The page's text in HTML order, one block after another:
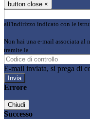
button close ×
all'indirizzo indicato con le
Non hai una e-mail associata al
tramite la
E-mail inviata, si prega di
Errore
Chiudi
Successo